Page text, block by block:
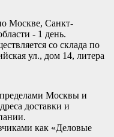
Москве, Санкт-
- 1 день.
со склада по
ул., дом 14, литера
Москвы и
доставки и
как «Деловые